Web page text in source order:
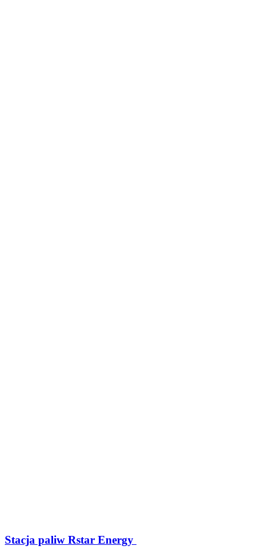
Stacja paliw Rstar Energy